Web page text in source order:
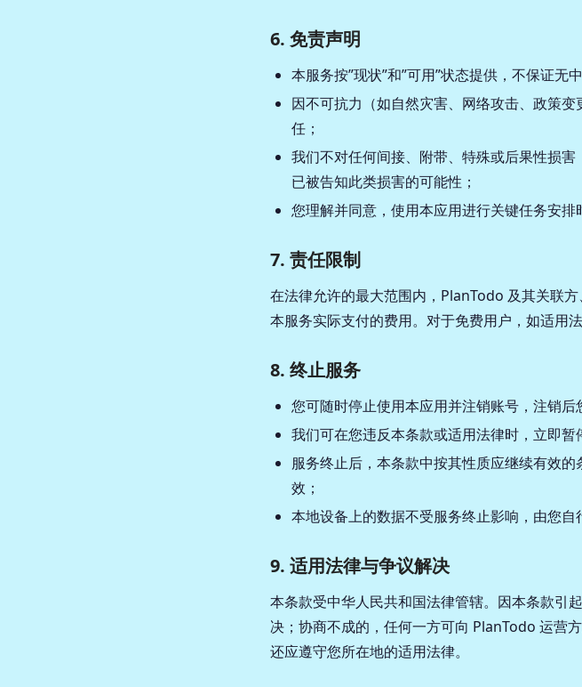
6. 免责声明
本服务按”现状”和”可用”状态提供，不保证无
因不可抗力（如自然灾害、网络攻击、政策
任；
我们不对任何间接、附带、特殊或后果性损
已被告知此类损害的可能性；
您理解并同意，使用本应用进行关键任务安排
7. 责任限制
在法律允许的最大范围内，PlanTodo 及其关联
本服务实际支付的费用。对于免费用户，如适用
8. 终止服务
您可随时停止使用本应用并注销账号，注销后
我们可在您违反本条款或适用法律时，立即暂
服务终止后，本条款中按其性质应继续有效
效；
本地设备上的数据不受服务终止影响，由您自
9. 适用法律与争议解决
本条款受中华人民共和国法律管辖。因本条款引
决；协商不成的，任何一方可向 PlanTodo 运营
还应遵守您所在地的适用法律。